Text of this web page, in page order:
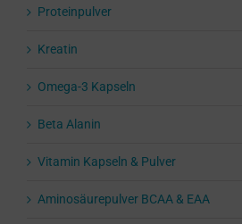
Proteinpulver
Kreatin
Omega-3 Kapseln
Beta Alanin
Vitamin Kapseln & Pulver
Aminosäurepulver BCAA & EAA